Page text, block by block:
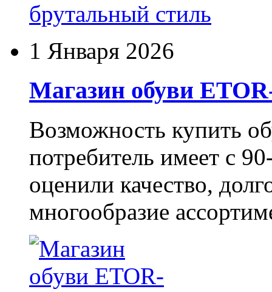
1 Января 2026
Магазин обуви
Возможность купить
потребитель имеет с
оценили качество,
многообразие